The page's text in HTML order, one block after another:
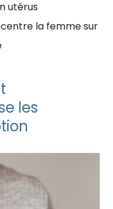
utérus
la femme sur
les